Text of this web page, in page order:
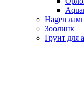
Hagen
Зоолинк
Грунт для